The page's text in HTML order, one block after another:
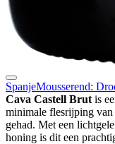
SpanjeMousserend:
Cava Castell Brut is
minimale flesrijping
gehad. Met een
honing is dit een